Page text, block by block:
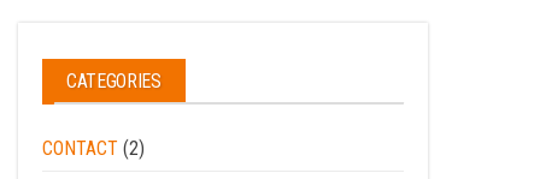
CATEGORIES
CONTACT (2)